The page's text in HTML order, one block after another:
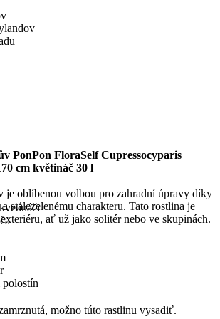
možno túto rastlinu vysadiť.
PonPon FloraSelf Cupressocyparis
cm květináč 30 l
je oblíbenou volbou pro zahradní úpravy díky
stálezelenému charakteru. Tato rostlina je
ať už jako solitér nebo ve skupinách.
polostín